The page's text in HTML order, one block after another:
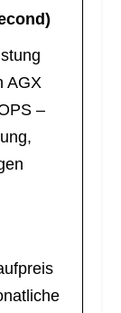
AGX
–